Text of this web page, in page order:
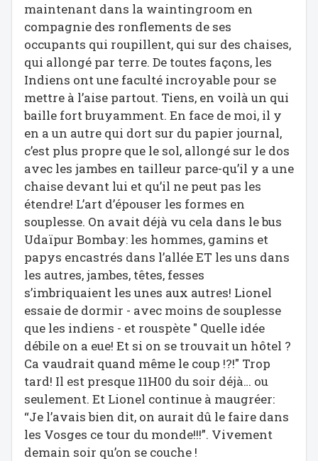
maintenant dans la waintingroom en
compagnie des ronflements de ses
occupants qui roupillent, qui sur des chaises,
qui allongé par terre. De toutes façons, les
Indiens ont une faculté incroyable pour se
mettre à l’aise partout. Tiens, en voilà un qui
baille fort bruyamment. En face de moi, il y
en a un autre qui dort sur du papier journal,
c’est plus propre que le sol, allongé sur le dos
avec les jambes en tailleur parce-qu’il y a une
chaise devant lui et qu’il ne peut pas les
étendre! L’art d’épouser les formes en
souplesse. On avait déjà vu cela dans le bus
Udaïpur Bombay: les hommes, gamins et
papys encastrés dans l’allée ET les uns dans
les autres, jambes, têtes, fesses
s’imbriquaient les unes aux autres! Lionel
essaie de dormir - avec moins de souplesse
que les indiens - et rouspète " Quelle idée
débile on a eue! Et si on se trouvait un hôtel ?
Ca vaudrait quand même le coup !?!" Trop
tard! Il est presque 11H00 du soir déjà… ou
seulement. Et Lionel continue à maugréer:
“Je l’avais bien dit, on aurait dû le faire dans
les Vosges ce tour du monde!!!”. Vivement
demain soir qu’on se couche !